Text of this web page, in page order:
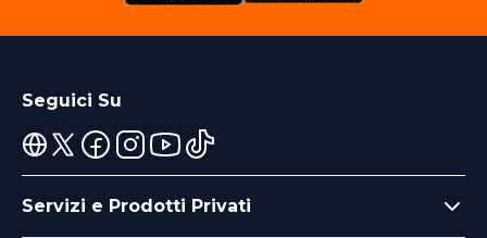
Seguici Su
Servizi e Prodotti Privati